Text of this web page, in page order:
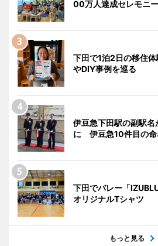
00万人達成セレモニ
下田で1泊2日の移住
やDIY事例を巡る
伊豆急下田駅の副駅名
に 伊豆急10件目の命
下田でバレー「
オリジナルTシャツ
もっと見る